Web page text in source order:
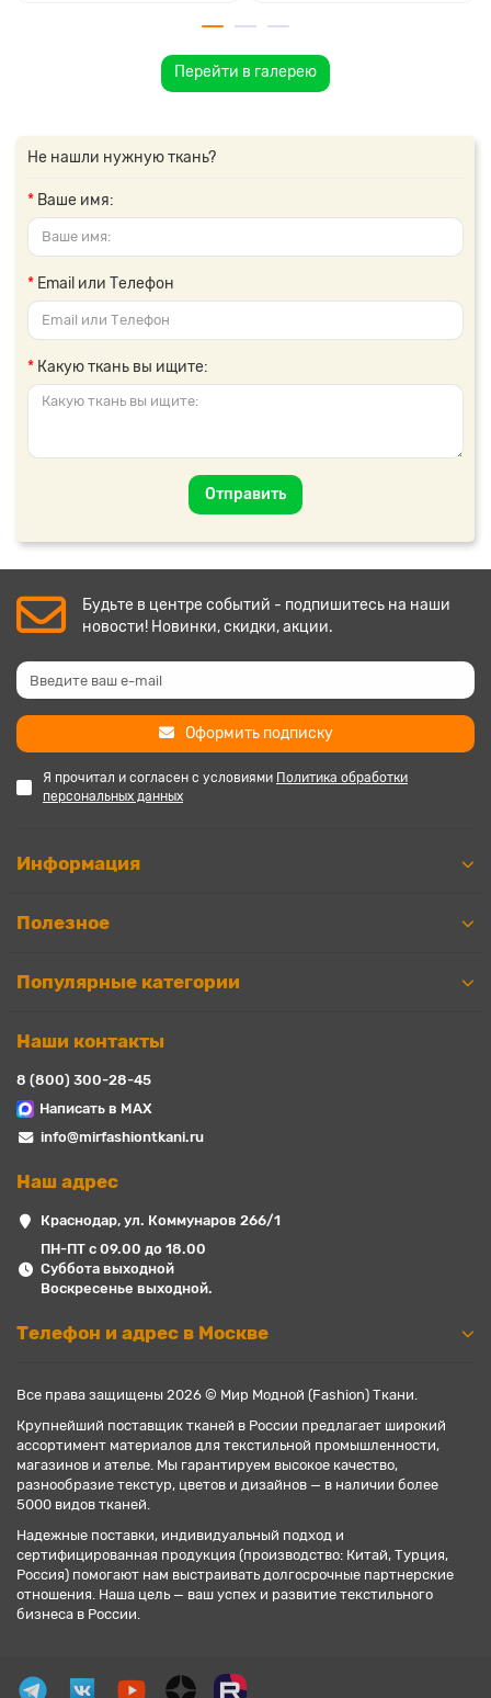
Перейти в галерею
Не нашли нужную ткань?
Ваше имя:
Email или Телефон
Какую ткань вы ищите:
Отправить
Будьте в центре событий - подпишитесь на наши
новости! Новинки, скидки, акции.
Оформить подписку
Я прочитал и согласен с условиями Политика обработки
персональных данных
Информация
Полезное
Популярные категории
Наши контакты
8 (800) 300-28-45
Написать в MAX
info@mirfashiontkani.ru
Наш адрес
Краснодар, ул. Коммунаров 266/1
ПН-ПТ с 09.00 до 18.00
Суббота выходной
Воскресенье выходной.
Телефон и адрес в Москве
Все права защищены 2026 © Мир Модной (Fashion) Ткани.
Крупнейший поставщик тканей в России предлагает широкий
ассортимент материалов для текстильной промышленности,
магазинов и ателье. Мы гарантируем высокое качество,
разнообразие текстур, цветов и дизайнов — в наличии более
5000 видов тканей.
Надежные поставки, индивидуальный подход и
сертифицированная продукция (производство: Китай, Турция,
Россия) помогают нам выстраивать долгосрочные партнерские
отношения. Наша цель — ваш успех и развитие текстильного
бизнеса в России.